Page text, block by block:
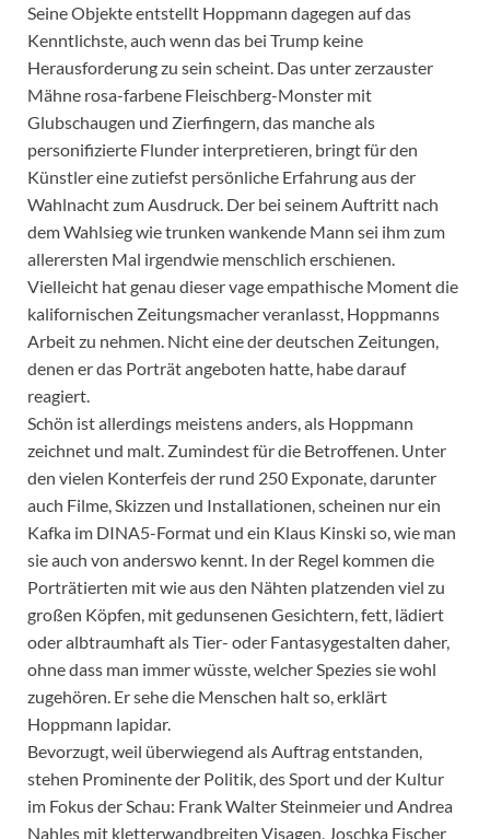
Seine Objekte entstellt Hoppmann dagegen auf das
Kenntlichste, auch wenn das bei Trump keine
Herausforderung zu sein scheint. Das unter zerzauster
Mähne rosa-farbene Fleischberg-Monster mit
Glubschaugen und Zierfingern, das manche als
personifizierte Flunder interpretieren, bringt für den
Künstler eine zutiefst persönliche Erfahrung aus der
Wahlnacht zum Ausdruck. Der bei seinem Auftritt nach
dem Wahlsieg wie trunken wankende Mann sei ihm zum
allerersten Mal irgendwie menschlich erschienen.
Vielleicht hat genau dieser vage empathische Moment die
kalifornischen Zeitungsmacher veranlasst, Hoppmanns
Arbeit zu nehmen. Nicht eine der deutschen Zeitungen,
denen er das Porträt angeboten hatte, habe darauf
reagiert.
Schön ist allerdings meistens anders, als Hoppmann
zeichnet und malt. Zumindest für die Betroffenen. Unter
den vielen Konterfeis der rund 250 Exponate, darunter
auch Filme, Skizzen und Installationen, scheinen nur ein
Kafka im DINA5-Format und ein Klaus Kinski so, wie man
sie auch von anderswo kennt. In der Regel kommen die
Porträtierten mit wie aus den Nähten platzenden viel zu
großen Köpfen, mit gedunsenen Gesichtern, fett, lädiert
oder albtraumhaft als Tier- oder Fantasygestalten daher,
ohne dass man immer wüsste, welcher Spezies sie wohl
zugehören. Er sehe die Menschen halt so, erklärt
Hoppmann lapidar.
Bevorzugt, weil überwiegend als Auftrag entstanden,
stehen Prominente der Politik, des Sport und der Kultur
im Fokus der Schau: Frank Walter Steinmeier und Andrea
Nahles mit kletterwandbreiten Visagen, Joschka Fischer